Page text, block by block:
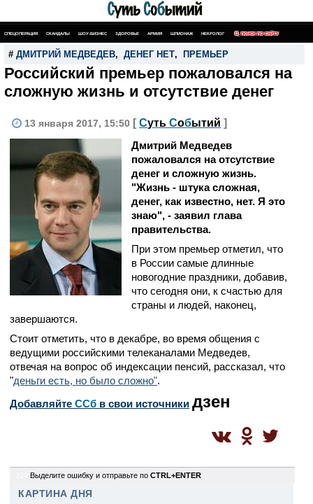
СПЕЦОПЕРАЦИЯ СКАНДАЛЫ ШОУ-БИЗНЕС ЗДОРОВЬЕ АРМИЯ ШПИОНАЖ НЕКРОЛОГ ПОИСК ПО САЙТУ
# ДМИТРИЙ МЕДВЕДЕВ, ДЕНЕГ НЕТ, ПРЕМЬЕР
Российский премьер пожаловался на
сложную жизнь и отсутствие денег
13 января 2017, 15:50 [ Суть Событий ]
Дмитрий Медведев
пожаловался на отсутствие
денег и сложную жизнь.
"Жизнь - штука сложная,
денег, как известно, нет. Я это
знаю", - заявил глава
правительства.
При этом премьер отметил, что
в России самые длинные
новогодние праздники, добавив,
что сегодня они, к счастью для
страны и людей, наконец,
завершаются.
Стоит отметить, что в декабре, во время общения с
ведущими российскими телеканалами Медведев,
отвечая на вопрос об индексации пенсий, рассказал, что
"деньги есть, но было сложно".
Добавляйте CСб в свои источники дзен
Выделите ошибку и отправьте по CTRL+ENTER
КАРТИНА ДНЯ